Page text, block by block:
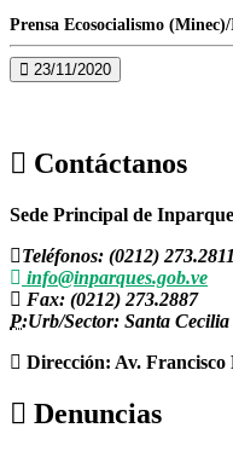
Prensa Ecosocialismo
23/11/2020
Contáctanos
Sede Principal de
Teléfonos: (0212) 273.2811
info@inparques.gob.ve
Fax: (0212) 273.2887
P:Urb/Sector: Santa Cecilia
Dirección: Av.
Denuncias